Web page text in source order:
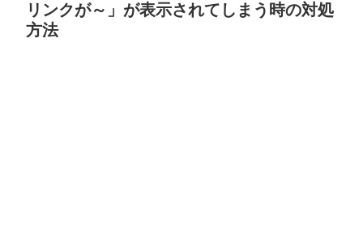
リンクが～」が表示されてしまう時の対処
方法